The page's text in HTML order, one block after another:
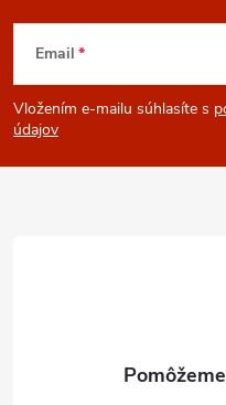
Z
á
p
Email
Vložením e-mailu súhlasíte s
údajov